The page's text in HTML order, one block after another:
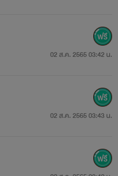
02 ส.ค. 2565 03:42 น.
02 ส.ค. 2565 03:43 น.